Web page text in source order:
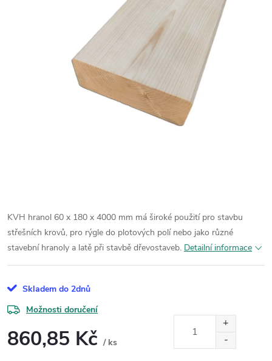
KVH hranol 60 x 180 x 4000 mm má široké použití pro stavbu
střešních krovů, pro rýgle do plotových polí nebo jako různé
stavební hranoly a latě při stavbě dřevostaveb. Detailní informace
Skladem do 2dnů
Možnosti doručení
860,85 Kč / ks